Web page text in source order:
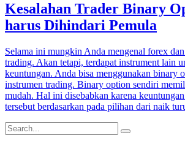
Kesalahan Trader Binary
harus Dihindari Pemula
Selama ini mungkin Anda mengenal forex
trading. Akan tetapi, terdapat instrument lain
keuntungan. Anda bisa menggunakan binary
instrumen trading. Binary option sendiri
mudah. Hal ini disebabkan karena
tersebut berdasarkan pada pilihan dari naik